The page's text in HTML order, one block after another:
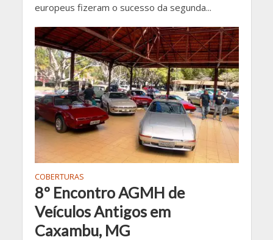
europeus fizeram o sucesso da segunda...
COBERTURAS
8º Encontro AGMH de
Veículos Antigos em
Caxambu, MG